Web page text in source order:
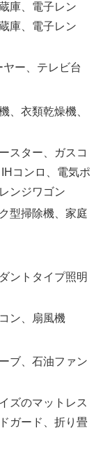
庫、電子レン
庫、電子レン
ー、テレビ台
、衣類乾燥機、
スター、ガスコ
コンロ、電気ポ
ンジワゴン
型掃除機、家庭
ントタイプ照明
ン、扇風機
ブ、石油ファン
ズのマットレス
ガード、折り畳